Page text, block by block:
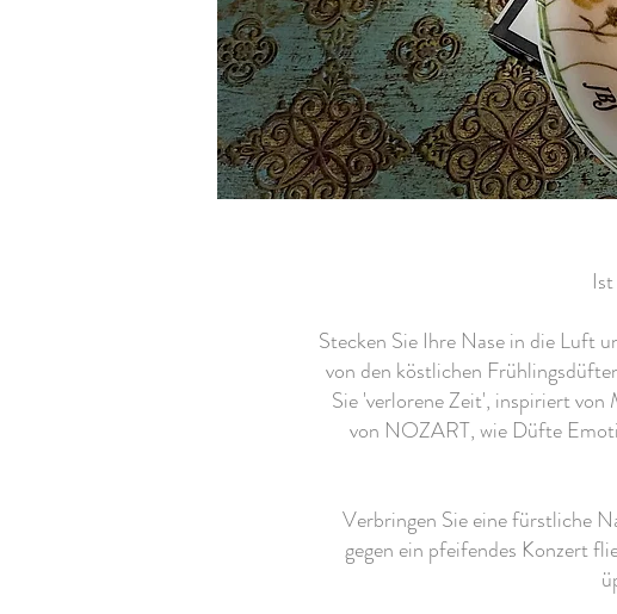
Stecken Sie Ihre Nase in die Luft
von den köstlichen
Sie 'verlorene Zeit', inspiriert
von NOZART, wie Düfte
Verbringen Sie eine fürstliche
gegen ein pfeifendes Konzert